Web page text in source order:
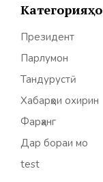
Категорияҳо
Президент
Парлумон
Тандурустӣ
Хабарҳои охирин
Фарҳанг
Дар бораи мо
test